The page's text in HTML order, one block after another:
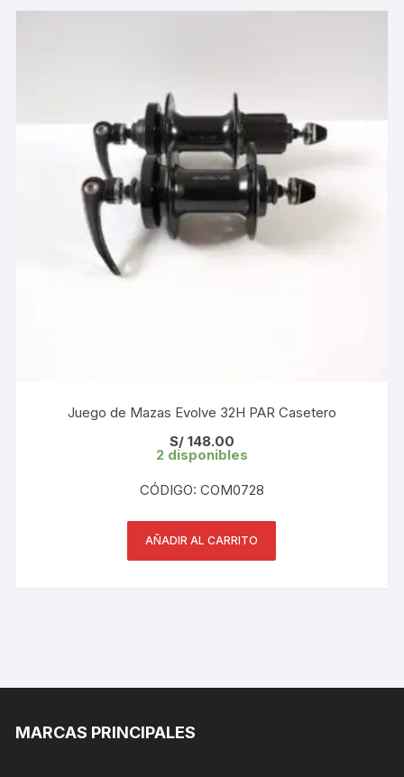
Juego de Mazas Evolve 32H PAR Casetero
S/148.00
2 disponibles
CÓDIGO: COM0728
AÑADIR AL CARRITO
MARCAS PRINCIPALES